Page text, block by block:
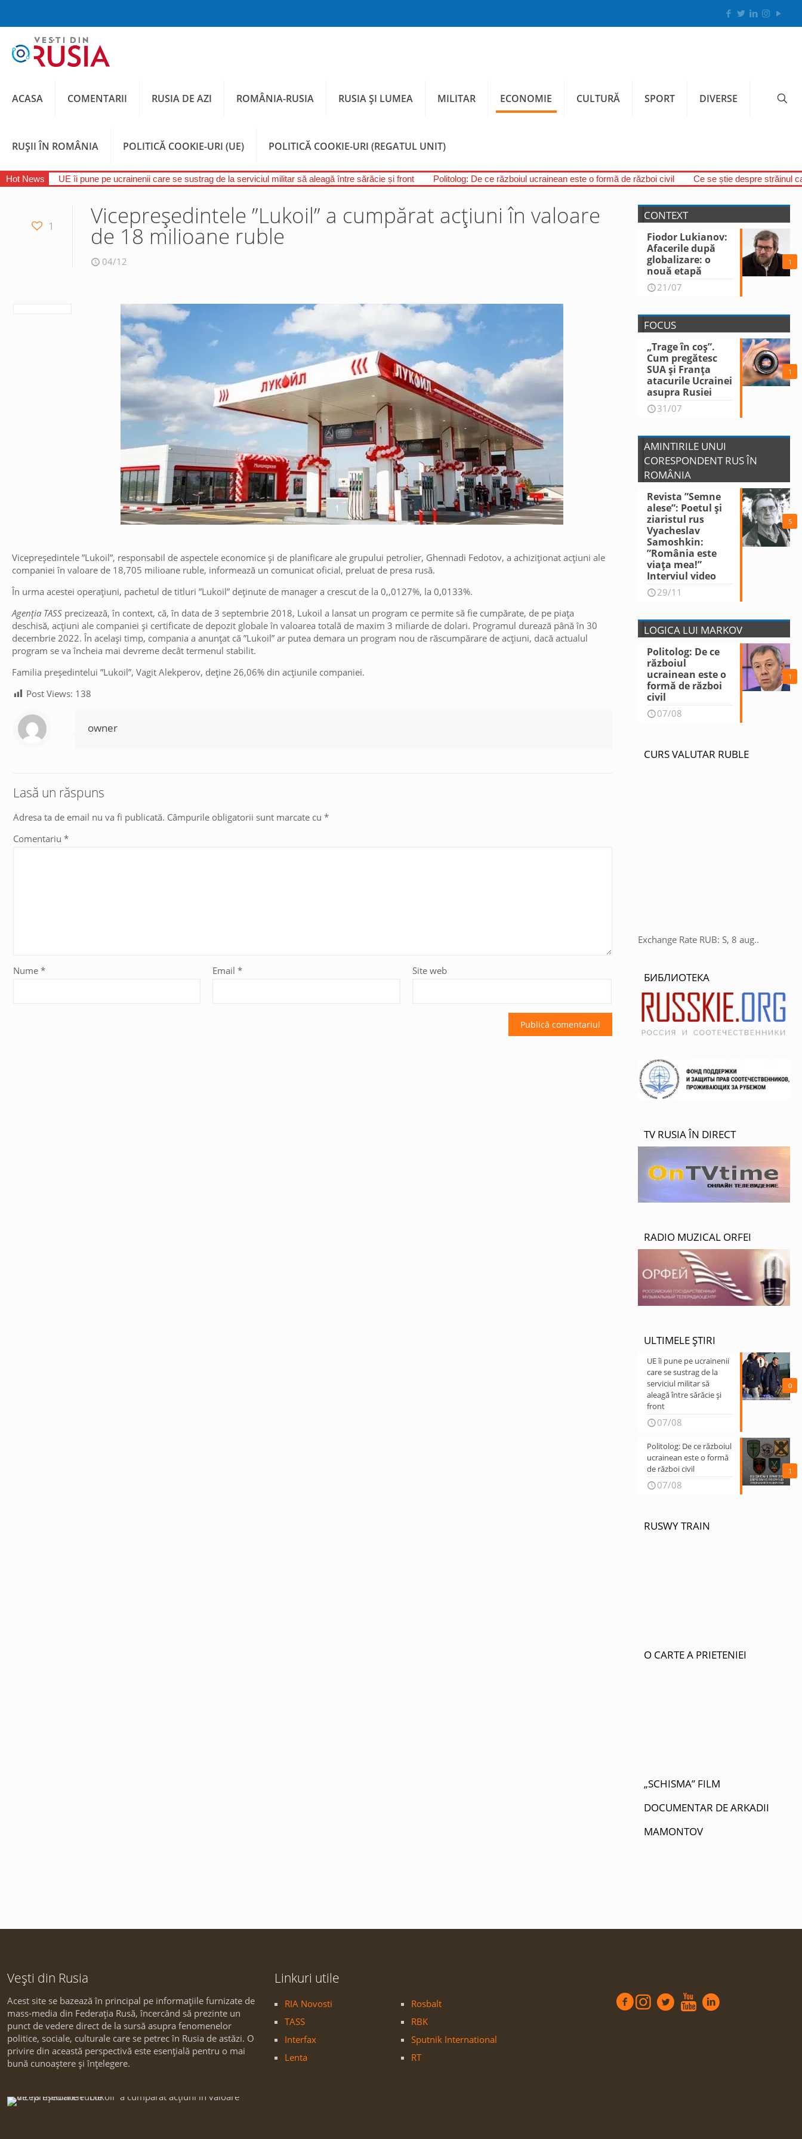
ACASA COMENTARII RUSIA DE AZI ROMÂNIA-RUSIA RUSIA ȘI LUMEA MILITAR ECONOMIE CULTURĂ SPORT DIVERSE
RUȘII ÎN ROMÂNIA POLITICĂ COOKIE-URI (UE) POLITICĂ COOKIE-URI (REGATUL UNIT)
Hot News UE îi pune pe ucrainenii care se sustrag de la serviciul militar să aleagă între sărăcie și front Politolog: De ce războiul ucrainean este o formă de război civil Ce se știe despre străinul
1 Vicepreședintele ”Lukoil” a cumpărat acțiuni în valoare
de 18 milioane ruble
04/12
Vicepreședintele ”Lukoil”, responsabil de aspectele economice și de planificare ale grupului petrolier, Ghennadi Fedotov, a achiziționat acțiuni ale
companiei în valoare de 18,705 milioane ruble, informează un comunicat oficial, preluat de presa rusă.
În urma acestei operațiuni, pachetul de titluri ”Lukoil” deținute de manager a crescut de la 0,,0127%, la 0,0133%.
Agenția TASS precizează, în context, că, în data de 3 septembrie 2018, Lukoil a lansat un program ce permite să fie cumpărate, de pe piața
deschisă, acțiuni ale companiei și certificate de depozit globale în valoarea totală de maxim 3 miliarde de dolari. Programul durează până în 30
decembrie 2022. În același timp, compania a anunțat că ”Lukoil” ar putea demara un program nou de răscumpărare de acțiuni, dacă actualul
program se va încheia mai devreme decât termenul stabilit.
Familia președintelui ”Lukoil”, Vagit Alekperov, deține 26,06% din acțiunile companiei.
Post Views: 138
owner
Lasă un răspuns
Adresa ta de email nu va fi publicată. Câmpurile obligatorii sunt marcate cu *
Comentariu *
Nume * Email* Site web
CONTEXT
1
Fiodor Lukianov:
Afacerile după
globalizare: o
nouă etapă
21/07
FOCUS
1
„Trage în coș”.
Cum pregătesc
SUA și Franța
atacurile Ucrainei
asupra Rusiei
31/07
AMINTIRILE UNUI
CORESPONDENT RUS ÎN
ROMÂNIA
5
Revista ”Semne
alese”: Poetul și
ziaristul rus
Vyacheslav
Samoshkin:
”România este
viața mea!”
Interviul video
29/11
LOGICA LUI MARKOV
1
Politolog: De ce
războiul
ucrainean este o
formă de război
civil
07/08
CURS VALUTAR RUBLE
Exchange Rate RUB: S, 8 aug..
БИБЛИОТЕКА
TV RUSIA ÎN DIRECT
RADIO MUZICAL ORFEI
ULTIMELE ȘTIRI
0
UE îi pune pe ucrainenii
care se sustrag de la
serviciul militar să
aleagă între sărăcie și
front
07/08
1
Politolog: De ce războiul
ucrainean este o formă
de război civil
07/08
RUSWY TRAIN
O CARTE A PRIETENIEI
„SCHISMA” FILM
DOCUMENTAR DE ARKADII
MAMONTOV
Vești din Rusia
Acest site se bazează în principal pe informațiile furnizate de
mass-media din Federația Rusă, încercând să prezinte un
punct de vedere direct de la sursă asupra fenomenelor
politice, sociale, culturale care se petrec în Rusia de astăzi. O
privire din această perspectivă este esențială pentru o mai
bună cunoaștere și înțelegere.
Linkuri utile
RIA Novosti
TASS
Interfax
Lenta
Rosbalt
RBK
Sputnik International
RT